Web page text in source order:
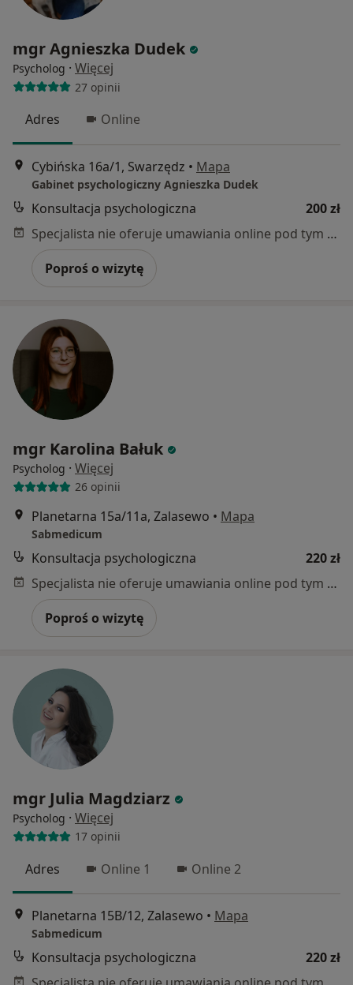
mgr Agnieszka Dudek
Psycholog · Więcej
27 opinii
Adres Online
Cybińska 16a/1, Swarzędz • Mapa
Gabinet psychologiczny Agnieszka Dudek
Konsultacja psychologiczna
200 zł
Specjalista nie oferuje umawiania online pod tym adresem.
Poproś o wizytę
mgr Karolina Bałuk
Psycholog · Więcej
26 opinii
Planetarna 15a/11a, Zalasewo • Mapa
Sabmedicum
Konsultacja psychologiczna
220 zł
Specjalista nie oferuje umawiania online pod tym adresem.
Poproś o wizytę
mgr Julia Magdziarz
Psycholog · Więcej
17 opinii
Adres Online 1 Online 2
Planetarna 15B/12, Zalasewo • Mapa
Sabmedicum
Konsultacja psychologiczna
220 zł